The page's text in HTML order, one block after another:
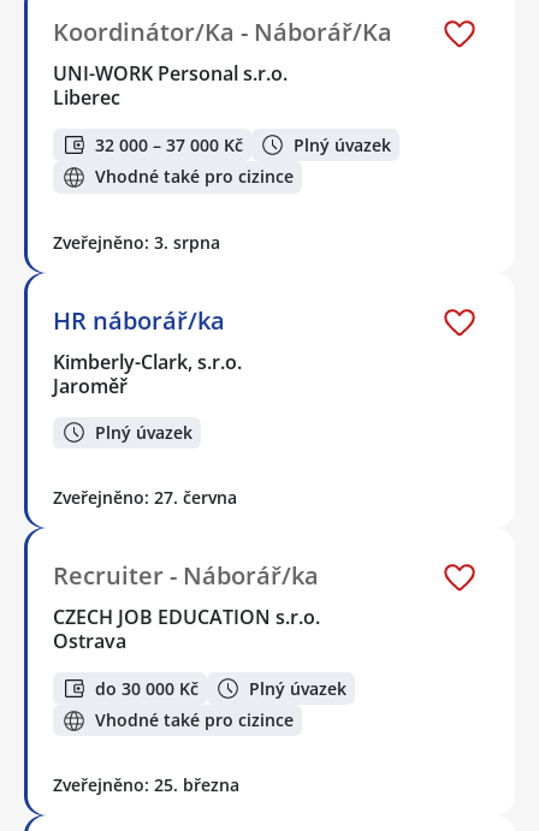
Koordinátor/Ka - Náborář/Ka
UNI-WORK Personal s.r.o.
Liberec
32 000 – 37 000 Kč
Plný úvazek
Vhodné také pro cizince
Zveřejněno: 3. srpna
HR náborář/ka
Kimberly-Clark, s.r.o.
Jaroměř
Plný úvazek
Zveřejněno: 27. června
Recruiter - Náborář/ka
CZECH JOB EDUCATION s.r.o.
Ostrava
do 30 000 Kč
Plný úvazek
Vhodné také pro cizince
Zveřejněno: 25. března